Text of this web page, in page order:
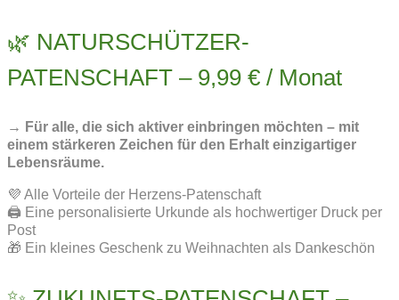
🌿 NATURSCHÜTZER-
PATENSCHAFT – 9,99 € / Monat
→ Für alle, die sich aktiver einbringen möchten – mit
einem stärkeren Zeichen für den Erhalt einzigartiger
Lebensräume.
💜 Alle Vorteile der Herzens-Patenschaft
🖨️ Eine personalisierte Urkunde als hochwertiger Druck per
Post
🎁 Ein kleines Geschenk zu Weihnachten als Dankeschön